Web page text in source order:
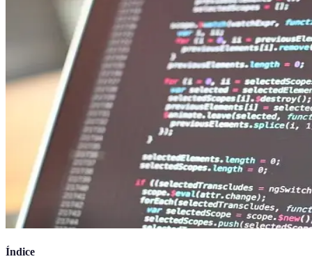
Índice